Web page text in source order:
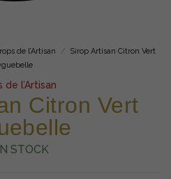
de l’Artisan
Sirop Artisan Citron Vert
de l’Artisan
Citron Vert
STOCK